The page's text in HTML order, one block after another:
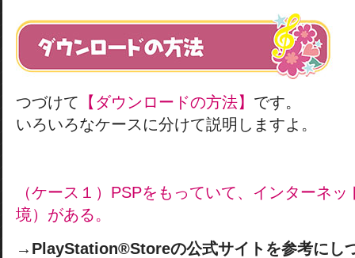
つづけて 【ダウンロードの方法】 です。
いろいろなケースに分けて説明しますよ。
（ケース１）PSPをもっていて、インターネ
境）がある。
→ PlayStation®Storeの公式サイトを参考にし